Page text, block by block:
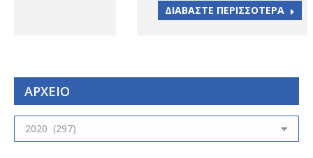
ΔΙΑΒΑΣΤΕ ΠΕΡΙΣΣΟΤΕΡΑ
ΑΡΧΕΙΟ
ΑΡΧΕΙΟ